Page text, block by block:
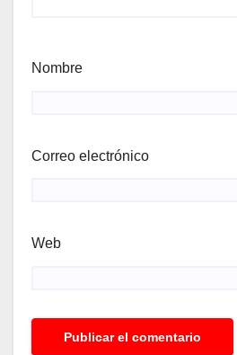
Nombre
Correo electrónico
Web